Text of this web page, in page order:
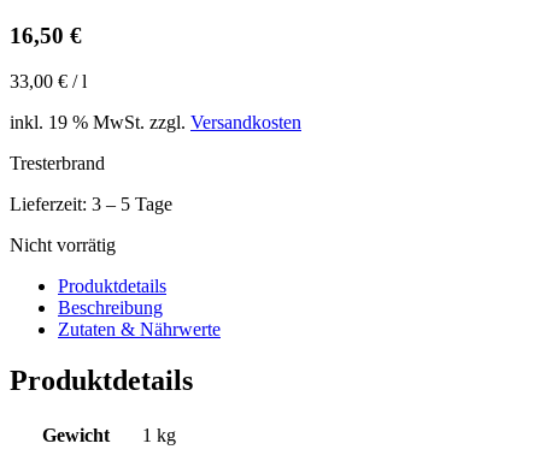
16,50 €
33,00 € /l
inkl. 19 % MwSt. zzgl. Versandkosten
Tresterbrand
Lieferzeit: 3 – 5 Tage
Nicht vorrätig
Produktdetails
Beschreibung
Zutaten & Nährwerte
Produktdetails
Gewicht 1 kg